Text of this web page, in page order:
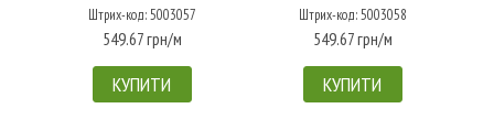
Штрих-код: 5003057
549.67 грн/м
КУПИТИ
Штрих-код: 5003058
549.67 грн/м
КУПИТИ